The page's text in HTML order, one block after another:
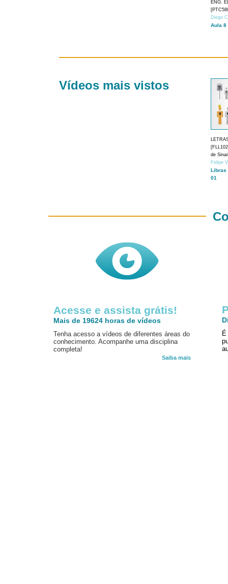
ENG.
Diego
Aula 8
Vídeos mais vistos
de
Felipe
Libras
01
Acesse e assista grátis!
Mais de 19624 horas de vídeos
Tenha acesso a vídeos de diferentes áreas do
conhecimento. Acompanhe uma disciplina
completa!
Saiba mais